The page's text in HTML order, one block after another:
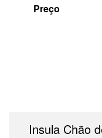
Preço
Insula Chão